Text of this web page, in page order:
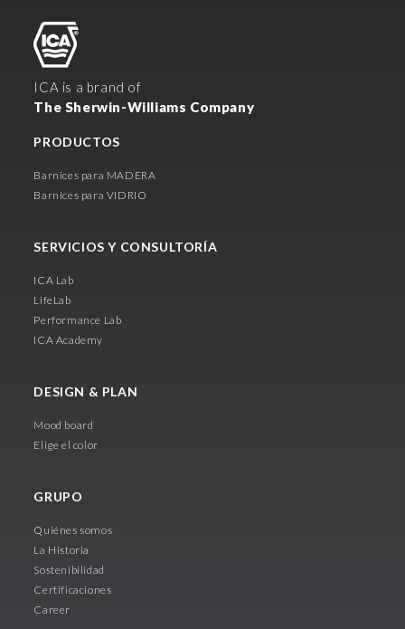
ICA is a brand of
The Sherwin-Williams Company
PRODUCTOS
Barnices para MADERA
Barnices para VIDRIO
SERVICIOS Y CONSULTORÍA
ICA Lab
LifeLab
Performance Lab
ICA Academy
DESIGN & PLAN
Mood board
Elige el color
GRUPO
Quiénes somos
La Historia
Sostenibilidad
Certificaciones
Career